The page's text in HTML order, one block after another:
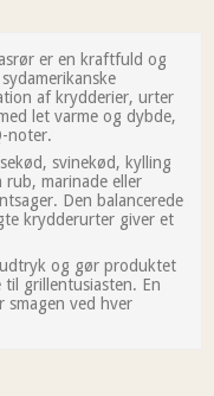
er en kraftfuld og
af krydderier, urter
let varme og dybde,
noter.
svinekød, kylling
rub, marinade eller
Den balancerede
krydderurter giver et
og gør produktet
grillentusiasten. En
smagen ved hver